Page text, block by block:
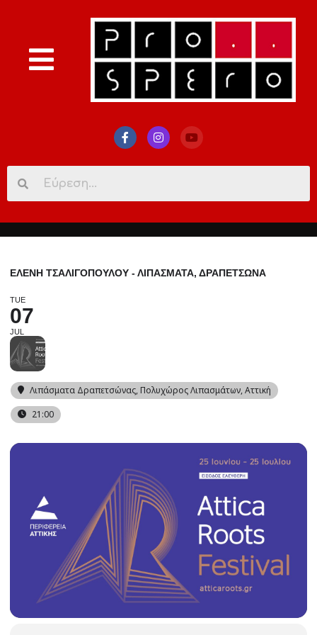
for:
ΕΛΕΝΗ ΤΣΑΛΙΓΟΠΟΥΛΟΥ - ΛΙΠΑΣΜΑΤΑ, ΔΡΑΠΕΤΣΩΝΑ
TUE
07
JUL
Λιπάσματα Δραπετσώνας, Πολυχώρος Λιπασμάτων, Αττική
21:00